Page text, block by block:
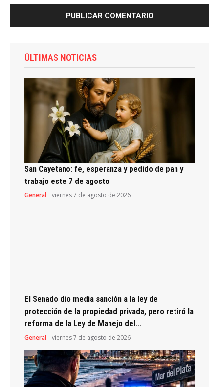
ÚLTIMAS NOTICIAS
San Cayetano: fe, esperanza y pedido de pan y
trabajo este 7 de agosto
General viernes 7 de agosto de 2026
El Senado dio media sanción a la ley de
protección de la propiedad privada, pero retiró la
reforma de la Ley de Manejo del...
General viernes 7 de agosto de 2026